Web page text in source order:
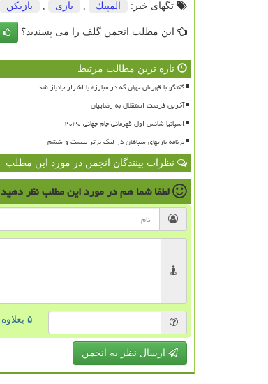
تگهای خبر: المپیك , بازی , بازیكن
این مطلب انجمن گلف را می پسندید؟
تازه ترین مطالب مرتبط
گفتگو با قهرمان جهان که در مبارزه با اشرار جانباز شد
آخرین فرصت استقلال به رضاییان
اسپانیا شانس اول قهرمانی جام جهانی ۲۰۳۰
برنامه بازیهای سپاهان در لیگ برتر بیست و ششم
نظرات بینندگان انجمن در مورد این مطلب
لطفا شما همدر مورد این مطلبنظر دهید
= ۵ بعلاوه ۵
ارسال نظر به انجمن